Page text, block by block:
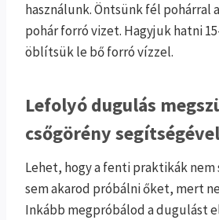
használunk. Öntsünk fél pohárral
pohár forró vizet. Hagyjuk hatni
öblítsük le bő forró vízzel.
Lefolyó dugulás
csőgörény segítségével
Lehet, hogy a fenti praktikák
sem akarod próbálni őket, mert
Inkább megpróbálod a dugulást